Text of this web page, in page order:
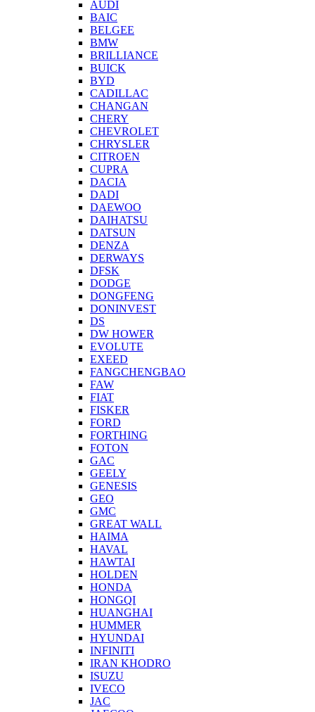
AUDI
BAIC
BELGEE
BMW
BRILLIANCE
BUICK
BYD
CADILLAC
CHANGAN
CHERY
CHEVROLET
CHRYSLER
CITROEN
CUPRA
DACIA
DADI
DAEWOO
DAIHATSU
DATSUN
DENZA
DERWAYS
DFSK
DODGE
DONGFENG
DONINVEST
DS
DW HOWER
EVOLUTE
EXEED
FANGCHENGBAO
FAW
FIAT
FISKER
FORD
FORTHING
FOTON
GAC
GEELY
GENESIS
GEO
GMC
GREAT WALL
HAIMA
HAVAL
HAWTAI
HOLDEN
HONDA
HONGQI
HUANGHAI
HUMMER
HYUNDAI
INFINITI
IRAN KHODRO
ISUZU
IVECO
JAC